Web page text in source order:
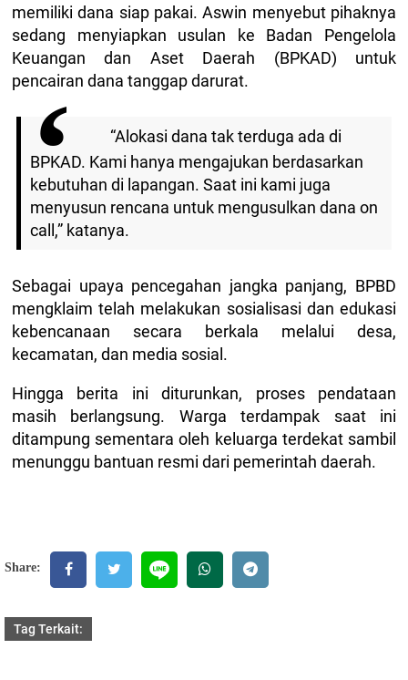
memiliki dana siap pakai. Aswin menyebut pihaknya
sedang menyiapkan usulan ke Badan Pengelola
Keuangan dan Aset Daerah (BPKAD) untuk
pencairan dana tanggap darurat.
“Alokasi dana tak terduga ada di
BPKAD. Kami hanya mengajukan berdasarkan
kebutuhan di lapangan. Saat ini kami juga
menyusun rencana untuk mengusulkan dana on
call,” katanya.
Sebagai upaya pencegahan jangka panjang, BPBD
mengklaim telah melakukan sosialisasi dan edukasi
kebencanaan secara berkala melalui desa,
kecamatan, dan media sosial.
Hingga berita ini diturunkan, proses pendataan
masih berlangsung. Warga terdampak saat ini
ditampung sementara oleh keluarga terdekat sambil
menunggu bantuan resmi dari pemerintah daerah.
Share:
Tag Terkait: